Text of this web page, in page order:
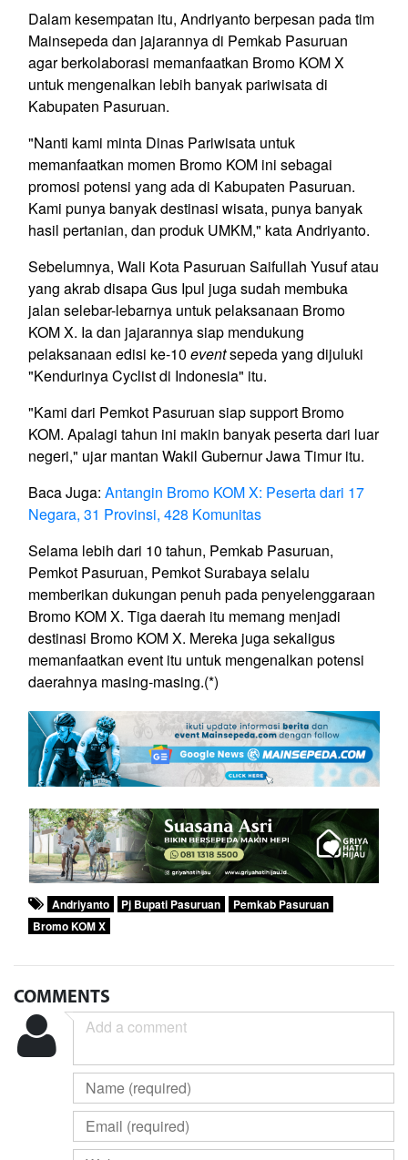
Dalam kesempatan itu, Andriyanto berpesan pada tim
Mainsepeda dan jajarannya di Pemkab Pasuruan
agar berkolaborasi memanfaatkan Bromo KOM X
untuk mengenalkan lebih banyak pariwisata di
Kabupaten Pasuruan.
"Nanti kami minta Dinas Pariwisata untuk
memanfaatkan momen Bromo KOM ini sebagai
promosi potensi yang ada di Kabupaten Pasuruan.
Kami punya banyak destinasi wisata, punya banyak
hasil pertanian, dan produk UMKM," kata Andriyanto.
Sebelumnya, Wali Kota Pasuruan Saifullah Yusuf atau
yang akrab disapa Gus Ipul juga sudah membuka
jalan selebar-lebarnya untuk pelaksanaan Bromo
KOM X. Ia dan jajarannya siap mendukung
pelaksanaan edisi ke-10 eventsepeda yang dijuluki
"Kendurinya Cyclist di Indonesia" itu.
"Kami dari Pemkot Pasuruan siap support Bromo
KOM. Apalagi tahun ini makin banyak peserta dari luar
negeri," ujar mantan Wakil Gubernur Jawa Timur itu.
Baca Juga: Antangin Bromo KOM X: Peserta dari 17
Negara, 31 Provinsi, 428 Komunitas
Selama lebih dari 10 tahun, Pemkab Pasuruan,
Pemkot Pasuruan, Pemkot Surabaya selalu
memberikan dukungan penuh pada penyelenggaraan
Bromo KOM X. Tiga daerah itu memang menjadi
destinasi Bromo KOM X. Mereka juga sekaligus
memanfaatkan event itu untuk mengenalkan potensi
daerahnya masing-masing.(*)
Andriyanto Pj Bupati Pasuruan
Pemkab Pasuruan
Bromo KOM X
COMMENTS